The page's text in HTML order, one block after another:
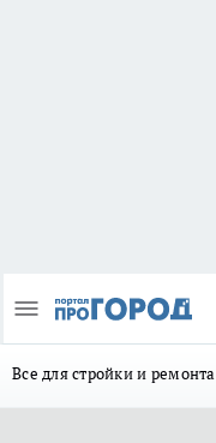
Все для стройки и ремонта